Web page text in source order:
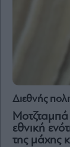
Διεθνής
εθνική
της μάχης